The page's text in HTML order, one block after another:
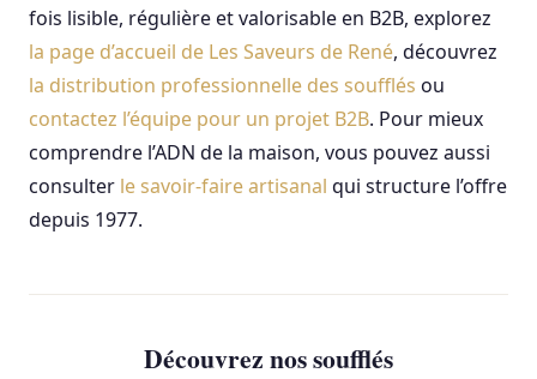
fois lisible, régulière et valorisable en B2B, explorez
la page d’accueil de Les Saveurs de René, découvrez
la distribution professionnelle des soufflés ou
contactez l’équipe pour un projet B2B. Pour mieux
comprendre l’ADN de la maison, vous pouvez aussi
consulter le savoir-faire artisanal qui structure l’offre
depuis 1977.
Découvrez nos soufflés